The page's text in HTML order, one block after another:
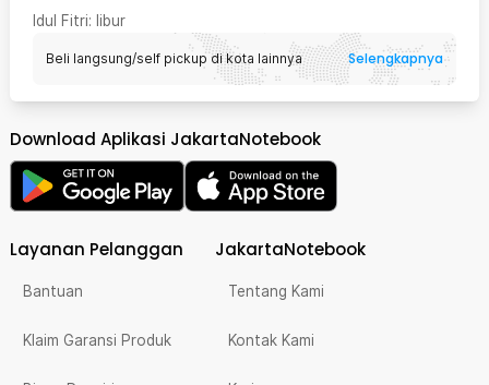
Idul Fitri: libur
Beli langsung/self pickup di kota lainnya Selengkapnya
Download Aplikasi JakartaNotebook
Layanan Pelanggan
Bantuan
Klaim Garansi Produk
JakartaNotebook
Tentang Kami
Kontak Kami